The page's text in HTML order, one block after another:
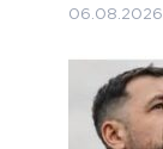
06.08.2026